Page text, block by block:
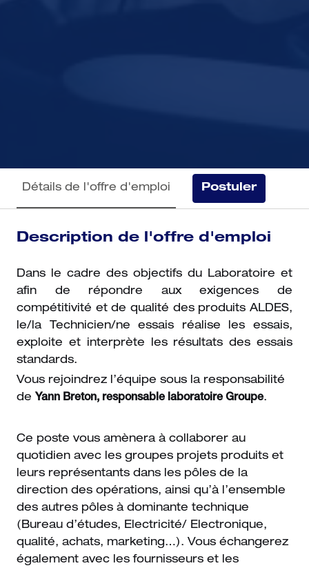
Détails de l'offre d'emploi Postuler
Description de l'offre d'emploi
Dans le cadre des objectifs du Laboratoire et
afin de répondre aux exigences de
compétitivité et de qualité des produits ALDES,
le/la Technicien/ne essais réalise les essais,
exploite et interprète les résultats des essais
standards.
Vous rejoindrez l’équipe sous la responsabilité
de Yann Breton, responsable laboratoire Groupe.
Ce poste vous amènera à collaborer au
quotidien avec les groupes projets produits et
leurs représentants dans les pôles de la
direction des opérations, ainsi qu’à l’ensemble
des autres pôles à dominante technique
(Bureau d’études, Electricité/ Electronique,
qualité, achats, marketing…). Vous échangerez
également avec les fournisseurs et les